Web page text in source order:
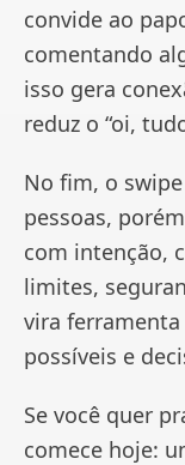
convide ao
comentando
isso gera
reduz o “oi,
No fim, o
pessoas,
com intenção,
limites,
vira
possíveis e
Se você quer
comece hoje: